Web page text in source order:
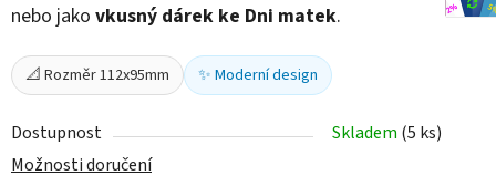
nebo jako vkusný dárek ke Dni matek.
📐 Rozměr 112x95mm ✨ Moderní design
Dostupnost Skladem (5 ks)
Možnosti doručení